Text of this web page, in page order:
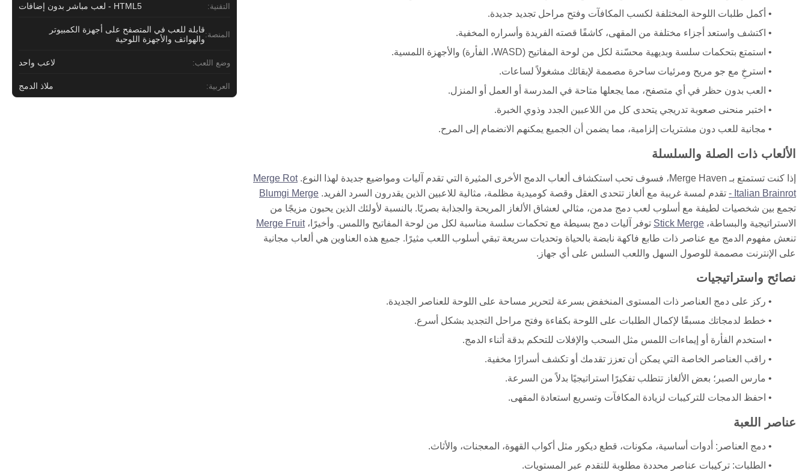
أكمل طلبات اللوحة المختلفة لكسب المكافآت وفتح مراحل تجديد جديدة.
اكتشف واستعد أجزاء مختلفة من المقهى، كاشفًا قصته الفريدة وأسراره المخفية.
استمتع بتحكمات سلسة وبديهية محسّنة لكل من لوحة المفاتيح (WASD، الفأرة) والأجهزة اللمسية.
استرخِ مع جو مريح ومرئيات ساحرة مصممة لإبقائك مشغولاً لساعات.
العب بدون حظر في أي متصفح، مما يجعلها متاحة في المدرسة أو العمل أو المنزل.
اختبر منحنى صعوبة تدريجي يتحدى كل من اللاعبين الجدد وذوي الخبرة.
مجانية للعب دون مشتريات إلزامية، مما يضمن أن الجميع يمكنهم الانضمام إلى المرح.
الألعاب ذات الصلة والسلسلة
إذا كنت تستمتع بـ Merge Haven، فسوف تحب استكشاف ألعاب الدمج الأخرى المثيرة التي تقدم آليات ومواضيع جديدة لهذا النوع.
Merge Rot
- Italian Brainrot تقدم لمسة غريبة مع ألغاز تتحدى العقل وقصة كوميدية مظلمة، مثالية للاعبين الذين يقدرون السرد الفريد. Blumgi Merge
تجمع بين شخصيات لطيفة مع أسلوب لعب دمج مدمن، مثالي لعشاق الألغاز المريحة والجذابة بصريًا. بالنسبة لأولئك الذين يحبون مزيجًا من
الاستراتيجية والبساطة، Stick Merge توفر آليات دمج بسيطة مع تحكمات سلسة مناسبة لكل من لوحة المفاتيح واللمس. وأخيرًا،Merge Fruit
تنعش مفهوم الدمج مع عناصر ذات طابع فاكهة نابضة بالحياة وتحديات سريعة تبقي أسلوب اللعب مثيرًا. جميع هذه العناوين هي ألعاب مجانية
على الإنترنت مصممة للوصول السهل واللعب السلس على أي جهاز.
نصائح واستراتيجيات
ركز على دمج العناصر ذات المستوى المنخفض بسرعة لتحرير مساحة على اللوحة للعناصر الجديدة.
خطط لدمجاتك مسبقًا لإكمال الطلبات على اللوحة بكفاءة وفتح مراحل التجديد بشكل أسرع.
استخدم الفأرة أو إيماءات اللمس مثل السحب والإفلات للتحكم بدقة أثناء الدمج.
راقب العناصر الخاصة التي يمكن أن تعزز تقدمك أو تكشف أسرارًا مخفية.
مارس الصبر؛ بعض الألغاز تتطلب تفكيرًا استراتيجيًا بدلاً من السرعة.
احفظ الدمجات للتركيبات لزيادة المكافآت وتسريع استعادة المقهى.
عناصر اللعبة
دمج العناصر: أدوات أساسية، مكونات، قطع ديكور مثل أكواب القهوة، المعجنات، والأثاث.
الطلبات: تركيبات عناصر محددة مطلوبة للتقدم عبر المستويات.
التقنية: HTML5 - لعب مباشر بدون إضافات
المنصة:قابلة للعب في المتصفح على أجهزة الكمبيوتر
والهواتف والأجهزة اللوحية
وضع اللعب: لاعب واحد
العربية: ملاذ الدمج